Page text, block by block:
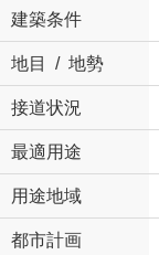
建築条件
地目 / 地勢
接道状況
最適用途
用途地域
都市計画